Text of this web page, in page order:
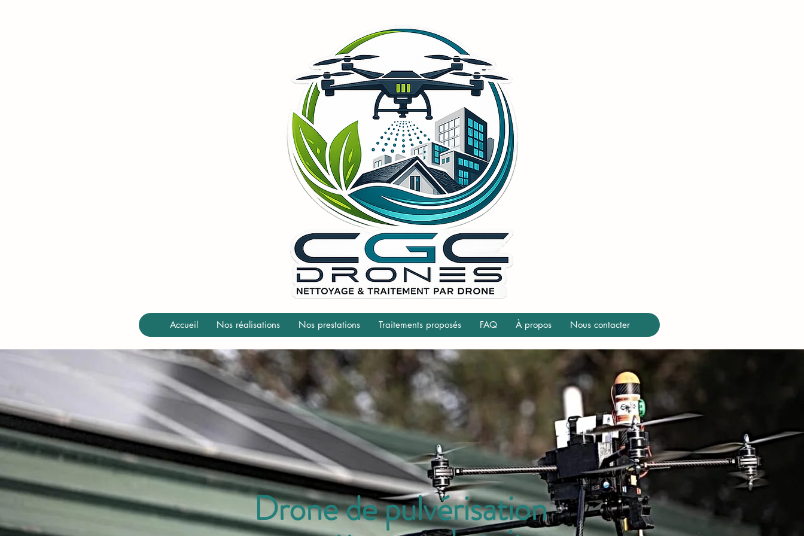
Accueil Nos réalisations Nos prestations Traitements proposés FAQ À propos Nous contacter
Drone de pulvérisation